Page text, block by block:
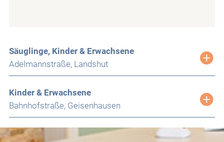
Säuglinge, Kinder & Erwachsene
Adelmannstraße, Landshut
Kinder & Erwachsene
Bahnhofstraße, Geisenhausen